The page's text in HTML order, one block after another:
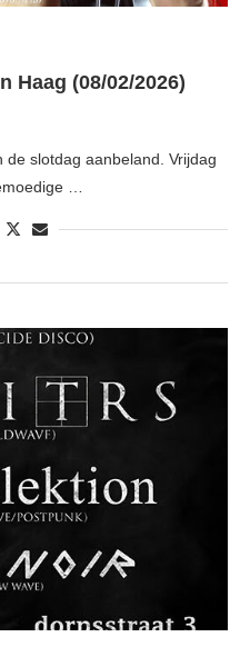
Haag (08/02/2026)
slotdag aanbeland. Vrijdag
…